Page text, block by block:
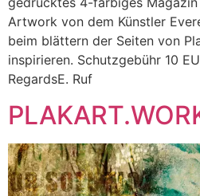
Artwork von dem Künstler
beim blättern der Seiten von
inspirieren. Schutzgebühr 10
RegardsE. Ruf